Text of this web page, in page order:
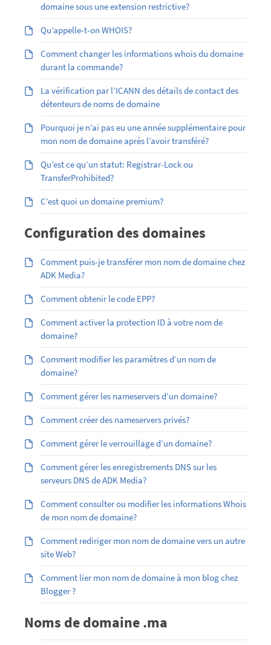
domaine sous une extension restrictive?
Qu’appelle-t-on WHOIS?
Comment changer les informations whois du domaine
durant la commande?
La vérification par l’ICANN des détails de contact des
détenteurs de noms de domaine
Pourquoi je n’ai pas eu une année supplémentaire pour
mon nom de domaine après l’avoir transféré?
Qu’est ce qu’un statut: Registrar-Lock ou
TransferProhibited?
C’est quoi un domaine premium?
Configuration des domaines
Comment puis-je transférer mon nom de domaine chez
ADK Media?
Comment obtenir le code EPP?
Comment activer la protection ID à votre nom de
domaine?
Comment modifier les paramètres d’un nom de
domaine?
Comment gérer les nameservers d’un domaine?
Comment créer des nameservers privés?
Comment gérer le verrouillage d’un domaine?
Comment gérer les enregistrements DNS sur les
serveurs DNS de ADK Media?
Comment consulter ou modifier les informations Whois
de mon nom de domaine?
Comment rediriger mon nom de domaine vers un autre
site Web?
Comment lier mon nom de domaine à mon blog chez
Blogger ?
Noms de domaine .ma